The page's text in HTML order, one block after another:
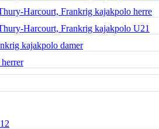
Harcourt, Frankrig kajakpolo herre
Harcourt, Frankrig kajakpolo U21
kajakpolo damer